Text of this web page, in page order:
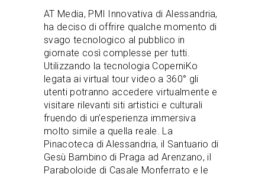
AT Media, PMI Innovativa di Alessandria,
ha deciso di offrire qualche momento di
svago tecnologico al pubblico in
giornate così complesse per tutti.
Utilizzando la tecnologia CoperniKo
legata ai virtual tour video a 360° gli
utenti potranno accedere virtualmente e
visitare rilevanti siti artistici e culturali
fruendo di un’esperienza immersiva
molto simile a quella reale. La
Pinacoteca di Alessandria, il Santuario di
Gesù Bambino di Praga ad Arenzano, il
Paraboloide di Casale Monferrato e le